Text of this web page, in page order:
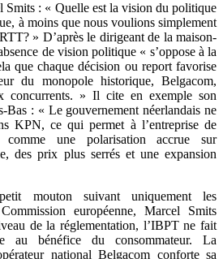
Smits : « Quelle est la vision du politique
à moins que nous voulions simplement
» D’après le dirigeant de la maison-
de vision politique « s’oppose à la
que chaque décision ou report favorise
du monopole historique, Belgacom,
concurrents. » Il cite en exemple son
Bas : « Le gouvernement néerlandais ne
KPN, ce qui permet à l’entreprise de
comme une polarisation accrue sur
des prix plus serrés et une expansion
mouton suivant uniquement les
européenne, Marcel Smits
de la réglementation, l’IBPT ne fait
au bénéfice du consommateur. La
national Belgacom conforte sa